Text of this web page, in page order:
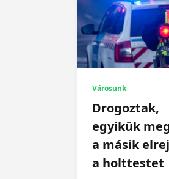
Városunk
Drogoztak,
egyikük
a másik
a holttestet